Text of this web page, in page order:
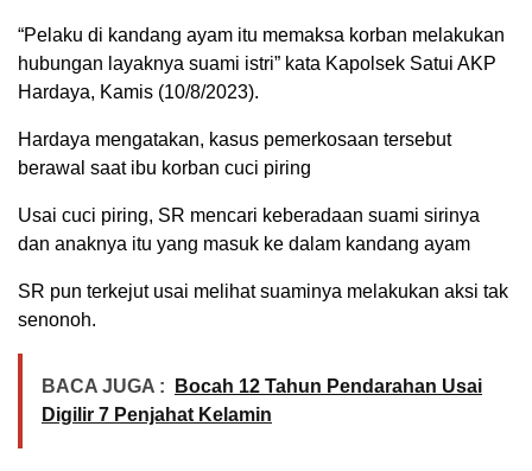
“Pelaku di kandang ayam itu memaksa korban melakukan
hubungan layaknya suami istri” kata Kapolsek Satui AKP
Hardaya, Kamis (10/8/2023).
Hardaya mengatakan, kasus pemerkosaan tersebut
berawal saat ibu korban cuci piring
Usai cuci piring, SR mencari keberadaan suami sirinya
dan anaknya itu yang masuk ke dalam kandang ayam
SR pun terkejut usai melihat suaminya melakukan aksi tak
senonoh.
BACA JUGA :
Bocah 12 Tahun Pendarahan Usai
Digilir 7 Penjahat Kelamin